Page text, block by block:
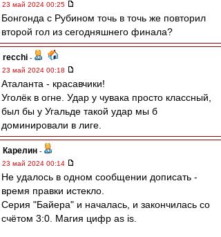
23 май 2024 00:25
Бонгонда с Рубином точь в точь же повторил
второй гол из сегодняшнего финала?
recchi -
23 май 2024 00:18
Аталанта - красавчики!
Уголёк в огне. Удар у чувака просто классный,
был бы у Угальде такой удар мы б
доминировали в лиге.
Карелин -
23 май 2024 00:14
Не удалось в одном сообщении дописать -
время правки истекло.
Серия "Байера" и началась, и закончилась со
счётом 3:0. Магия цифр as is.